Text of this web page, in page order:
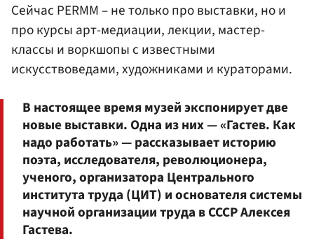
Сейчас PERMM – не только про выставки, но и
про курсы арт-медиации, лекции, мастер-
классы и воркшопы с известными
искусствоведами, художниками и кураторами.
В настоящее время музей экспонирует две
новые выставки. Одна из них — «Гастев. Как
надо работать» — рассказывает историю
поэта, исследователя, революционера,
ученого, организатора Центрального
института труда (ЦИТ) и основателя системы
научной организации труда в СССР Алексея
Гастева.